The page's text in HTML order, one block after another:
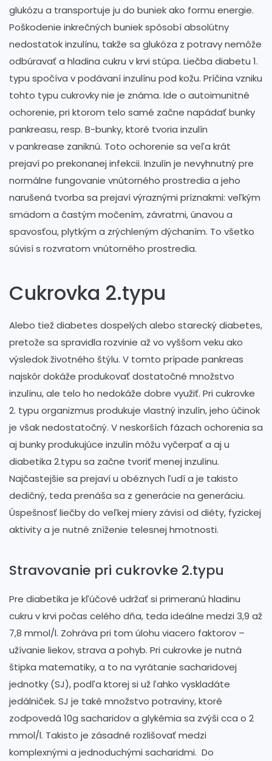
glukózu a transportuje ju do buniek ako formu energie.
Poškodenie inkrečných buniek spôsobí absolútny
nedostatok inzulínu, takže sa glukóza z potravy nemôže
odbúravať a hladina cukru v krvi stúpa. Liečba diabetu 1.
typu spočíva v podávaní inzulínu pod kožu. Príčina vzniku
tohto typu cukrovky nie je známa. Ide o autoimunitné
ochorenie, pri ktorom telo samé začne napádať bunky
pankreasu, resp. B-bunky, ktoré tvoria inzulín
v pankrease zaniknú. Toto ochorenie sa veľa krát
prejaví po prekonanej infekcii. Inzulín je nevyhnutný pre
normálne fungovanie vnútorného prostredia a jeho
narušená tvorba sa prejaví výraznými príznakmi: veľkým
smädom a častým močením, závratmi, únavou a
spavosťou, plytkým a zrýchleným dýchaním. To všetko
súvisí s rozvratom vnútorného prostredia.
Cukrovka 2.typu
Alebo tiež diabetes dospelých alebo starecký diabetes,
pretože sa spravidla rozvinie až vo vyššom veku ako
výsledok životného štýlu. V tomto prípade pankreas
najskôr dokáže produkovať dostatočné množstvo
inzulínu, ale telo ho nedokáže dobre využiť. Pri cukrovke
2. typu organizmus produkuje vlastný inzulín, jeho účinok
je však nedostatočný. V neskorších fázach ochorenia sa
aj bunky produkujúce inzulín môžu vyčerpať a aj u
diabetika 2.typu sa začne tvoriť menej inzulínu.
Najčastejšie sa prejaví u obéznych ľudí a je takisto
dedičný, teda prenáša sa z generácie na generáciu.
Úspešnosť liečby do veľkej miery závisí od diéty, fyzickej
aktivity a je nutné zníženie telesnej hmotnosti.
Stravovanie pri cukrovke 2.typu
Pre diabetika je kľúčové udržať si primeranú hladinu
cukru v krvi počas celého dňa, teda ideálne medzi 3,9 až
7,8 mmol/l. Zohráva pri tom úlohu viacero faktorov –
užívanie liekov, strava a pohyb. Pri cukrovke je nutná
štipka matematiky, a to na vyrátanie sacharidovej
jednotky (SJ), podľa ktorej si už ľahko vyskladáte
jedálniček. SJ je také množstvo potraviny, ktoré
zodpovedá 10g sacharidov a glykémia sa zvýši cca o 2
mmol/l. Takisto je zásadné rozlišovať medzi
komplexnými a jednoduchými sacharidmi. Do